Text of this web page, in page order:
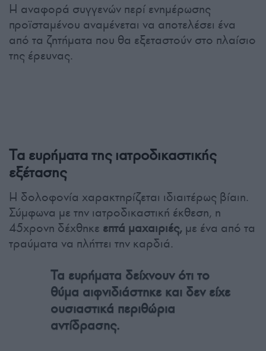
Η αναφορά συγγενών περί ενημέρωσης
προϊσταμένου αναμένεται να αποτελέσει ένα
από τα ζητήματα που θα εξεταστούν στο πλαίσιο
της έρευνας.
Τα ευρήματα της ιατροδικαστικής
εξέτασης
Η δολοφονία χαρακτηρίζεται ιδιαιτέρως βίαιη.
Σύμφωνα με την ιατροδικαστική έκθεση, η
45χρονη δέχθηκε επτά μαχαιριές, με ένα από τα
τραύματα να πλήττει την καρδιά.
Τα ευρήματα δείχνουν ότι το
θύμα αιφνιδιάστηκε και δεν είχε
ουσιαστικά περιθώρια
αντίδρασης.